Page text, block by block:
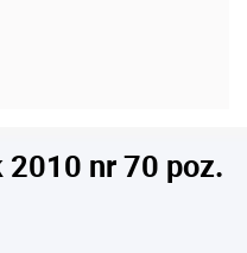
nr 70 poz.